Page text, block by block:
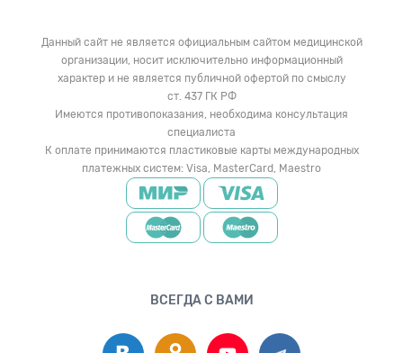
Данный сайт не является официальным сайтом медицинской
организации, носит исключительно информационный
характер и не является публичной офертой по смыслу
ст. 437 ГК РФ
Имеются противопоказания, необходима консультация
специалиста
К оплате принимаются пластиковые карты международных
платежных систем: Visa, MasterCard, Maestro
ВСЕГДА С ВАМИ